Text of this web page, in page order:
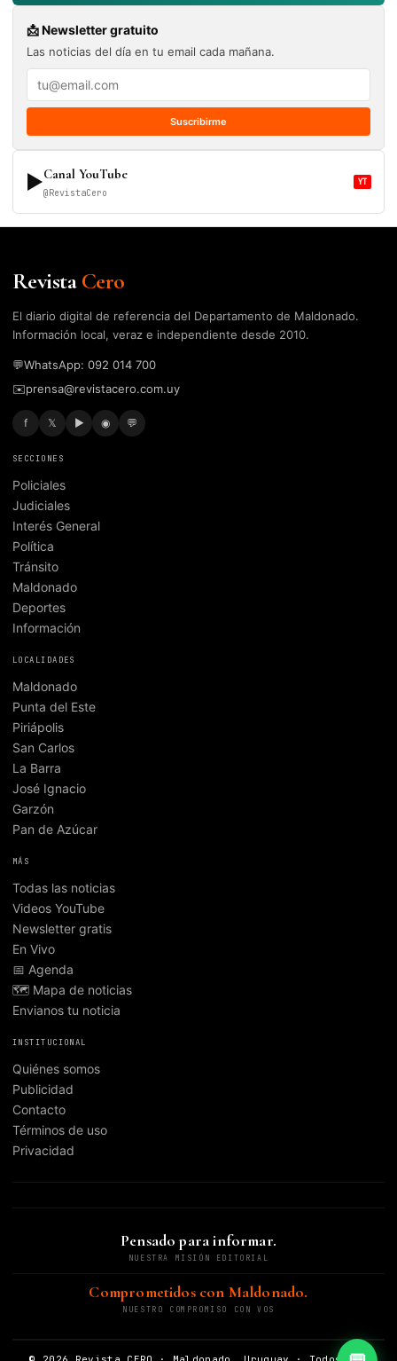
📩 Newsletter gratuito
Las noticias del día en tu email cada mañana.
Suscribirme
▶Canal YouTube
@RevistaCero
YT
RevistaCero
El diario digital de referencia del Departamento de Maldonado.
Información local, veraz e independiente desde 2010.
💬WhatsApp: 092 014 700
✉️prensa@revistacero.com.uy
f 𝕏 ▶ ◉ 💬
SECCIONES
Policiales
Judiciales
Interés General
Política
Tránsito
Maldonado
Deportes
Información
LOCALIDADES
Maldonado
Punta del Este
Piriápolis
San Carlos
La Barra
José Ignacio
Garzón
Pan de Azúcar
MÁS
Todas las noticias
Videos YouTube
Newsletter gratis
En Vivo
📅 Agenda
🗺️ Mapa de noticias
Envianos tu noticia
INSTITUCIONAL
Quiénes somos
Publicidad
Contacto
Términos de uso
Privacidad
Pensado para informar.
NUESTRA MISIÓN EDITORIAL
Comprometidos con Maldonado.
NUESTRO COMPROMISO CON VOS